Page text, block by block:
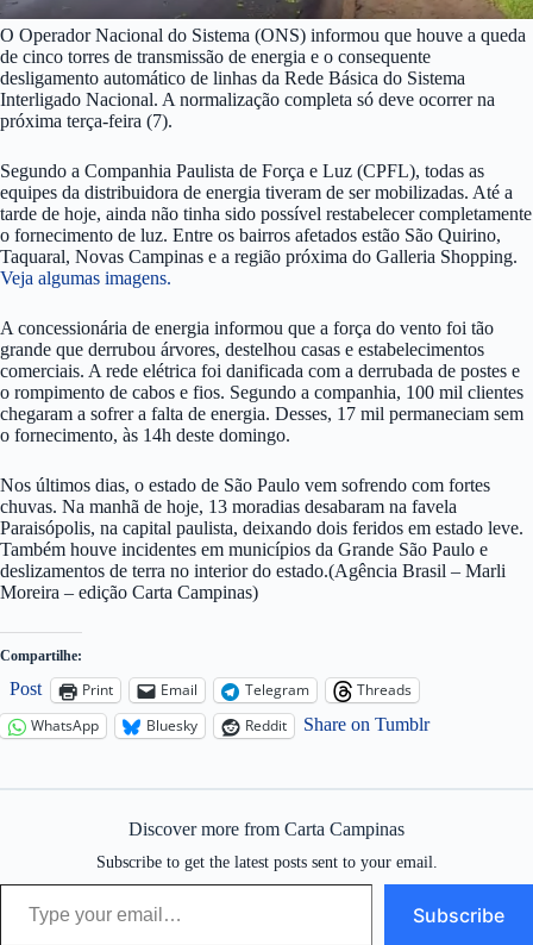
O Operador Nacional do Sistema (ONS) informou que houve a queda
de cinco torres de transmissão de energia e o consequente
desligamento automático de linhas da Rede Básica do Sistema
Interligado Nacional. A normalização completa só deve ocorrer na
próxima terça-feira (7).
Segundo a Companhia Paulista de Força e Luz (CPFL), todas as
equipes da distribuidora de energia tiveram de ser mobilizadas. Até a
tarde de hoje, ainda não tinha sido possível restabelecer completamente
o fornecimento de luz. Entre os bairros afetados estão São Quirino,
Taquaral, Novas Campinas e a região próxima do Galleria Shopping.
Veja algumas imagens.
A concessionária de energia informou que a força do vento foi tão
grande que derrubou árvores, destelhou casas e estabelecimentos
comerciais. A rede elétrica foi danificada com a derrubada de postes e
o rompimento de cabos e fios. Segundo a companhia, 100 mil clientes
chegaram a sofrer a falta de energia. Desses, 17 mil permaneciam sem
o fornecimento, às 14h deste domingo.
Nos últimos dias, o estado de São Paulo vem sofrendo com fortes
chuvas. Na manhã de hoje, 13 moradias desabaram na favela
Paraisópolis, na capital paulista, deixando dois feridos em estado leve.
Também houve incidentes em municípios da Grande São Paulo e
deslizamentos de terra no interior do estado.(Agência Brasil – Marli
Moreira – edição Carta Campinas)
Compartilhe:
Post Print Email Telegram
Threads
WhatsApp
Bluesky Reddit Share on Tumblr
Discover more from Carta Campinas
Subscribe to get the latest posts sent to your email.
Type your email…
Subscribe